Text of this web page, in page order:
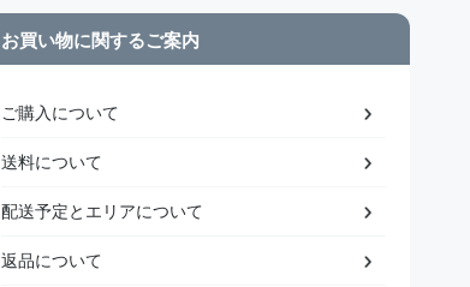
お買い物に関するご案内
ご購入について
送料について
配送予定とエリアについて
返品について